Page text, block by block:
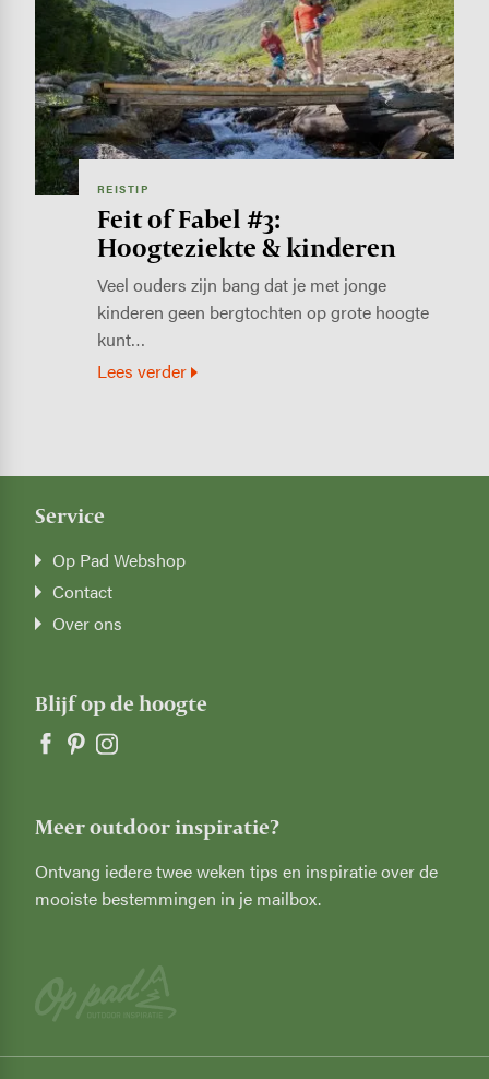
REISTIP
Feit of Fabel #3:
Hoogteziekte & kinderen
Veel ouders zijn bang dat je met jonge
kinderen geen bergtochten op grote hoogte
kunt…
Lees verder
Service
Op Pad Webshop
Contact
Over ons
Blijf op de hoogte
Meer outdoor inspiratie?
Ontvang iedere twee weken tips en inspiratie over de
mooiste bestemmingen in je mailbox.